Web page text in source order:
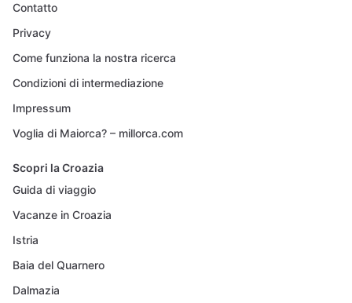
Contatto
Privacy
Come funziona la nostra ricerca
Condizioni di intermediazione
Impressum
Voglia di Maiorca? – millorca.com
Scopri la Croazia
Guida di viaggio
Vacanze in Croazia
Istria
Baia del Quarnero
Dalmazia